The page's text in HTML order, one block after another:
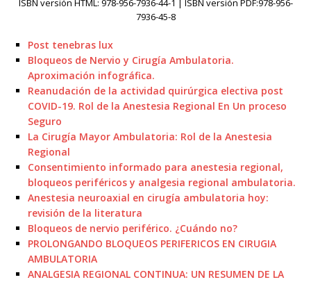
ISBN versión HTML: 978-956-7936-44-1 | ISBN versión PDF:978-956-
7936-45-8
Post tenebras lux
Bloqueos de Nervio y Cirugía Ambulatoria.
Aproximación infográfica.
Reanudación de la actividad quirúrgica electiva post
COVID-19. Rol de la Anestesia Regional En Un proceso
Seguro
La Cirugía Mayor Ambulatoria: Rol de la Anestesia
Regional
Consentimiento informado para anestesia regional,
bloqueos periféricos y analgesia regional ambulatoria.
Anestesia neuroaxial en cirugía ambulatoria hoy:
revisión de la literatura
Bloqueos de nervio periférico. ¿Cuándo no?
PROLONGANDO BLOQUEOS PERIFERICOS EN CIRUGIA
AMBULATORIA
ANALGESIA REGIONAL CONTINUA: UN RESUMEN DE LA